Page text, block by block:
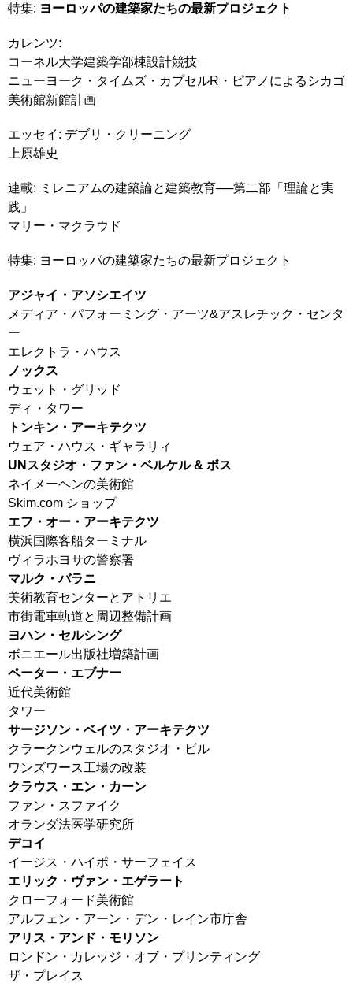
特集: ヨーロッパの建築家たちの最新プロジェクト
カレンツ:
コーネル大学建築学部棟設計競技
ニューヨーク・タイムズ・カプセルR・ピアノによるシカゴ
美術館新館計画
エッセイ: デブリ・クリーニング
上原雄史
連載: ミレニアムの建築論と建築教育──第二部「理論と実
践」
マリー・マクラウド
特集: ヨーロッパの建築家たちの最新プロジェクト
アジャイ・アソシエイツ
メディア・パフォーミング・アーツ&アスレチック・センタ
ー
エレクトラ・ハウス
ノックス
ウェット・グリッド
ディ・タワー
トンキン・アーキテクツ
ウェア・ハウス・ギャラリィ
UNスタジオ・ファン・ベルケル & ボス
ネイメーヘンの美術館
Skim.com ショップ
エフ・オー・アーキテクツ
横浜国際客船ターミナル
ヴィラホヨサの警察署
マルク・バラニ
美術教育センターとアトリエ
市街電車軌道と周辺整備計画
ヨハン・セルシング
ボニエール出版社増築計画
ペーター・エブナー
近代美術館
タワー
サージソン・ベイツ・アーキテクツ
クラークンウェルのスタジオ・ビル
ワンズワース工場の改装
クラウス・エン・カーン
ファン・スファイク
オランダ法医学研究所
デコイ
イージス・ハイポ・サーフェイス
エリック・ヴァン・エゲラート
クローフォード美術館
アルフェン・アーン・デン・レイン市庁舎
アリス・アンド・モリソン
ロンドン・カレッジ・オブ・プリンティング
ザ・プレイス